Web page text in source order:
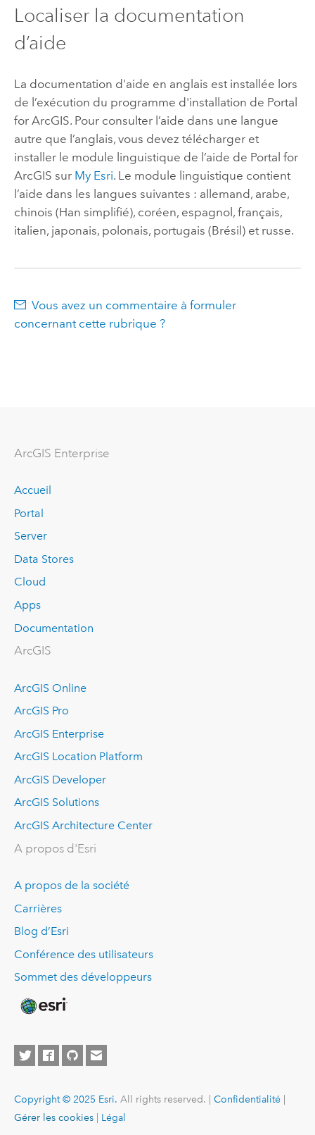
Localiser la documentation
d’aide
La documentation d'aide en anglais est installée lors
de l’exécution du programme d'installation de Portal
for ArcGIS. Pour consulter l’aide dans une langue
autre que l’anglais, vous devez télécharger et
installer le module linguistique de l’aide de Portal for
ArcGIS sur My Esri. Le module linguistique contient
l’aide dans les langues suivantes : allemand, arabe,
chinois (Han simplifié), coréen, espagnol, français,
italien, japonais, polonais, portugais (Brésil) et russe.
Vous avez un commentaire à formuler
concernant cette rubrique ?
ArcGIS Enterprise
Accueil
Portal
Server
Data Stores
Cloud
Apps
Documentation
ArcGIS
ArcGIS Online
ArcGIS Pro
ArcGIS Enterprise
ArcGIS Location Platform
ArcGIS Developer
ArcGIS Solutions
ArcGIS Architecture Center
A propos d'Esri
A propos de la société
Carrières
Blog d’Esri
Conférence des utilisateurs
Sommet des développeurs
Copyright © 2025 Esri. All rights reserved. | Confidentialité|
Gérer les cookies
Légal